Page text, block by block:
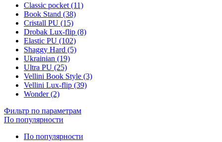
Classic pocket (11)
Book Stand (38)
Cristall PU (15)
Drobak Lux-flip (8)
Elastic PU (102)
Shaggy Hard (5)
Ukrainian (19)
Ultra PU (25)
Vellini Book Style (3)
Vellini Lux-flip (39)
Wonder (2)
Фильтр по параметрам
По популярности
По популярности